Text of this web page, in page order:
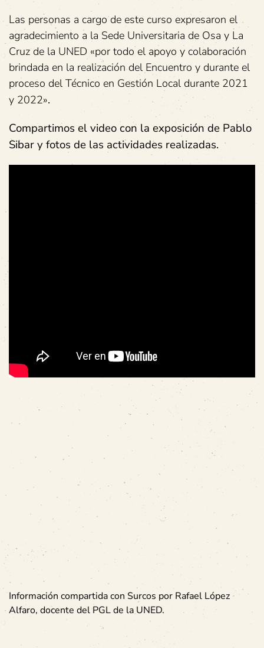
Las personas a cargo de este curso expresaron el
agradecimiento a la Sede Universitaria de Osa y La
Cruz de la UNED «por todo el apoyo y colaboración
brindada en la realización del Encuentro y durante el
proceso del Técnico en Gestión Local durante 2021
y 2022».
Compartimos el video con la exposición de Pablo
Sibar y fotos de las actividades realizadas.
Información compartida con Surcos por Rafael López
Alfaro, docente del PGL de la UNED.